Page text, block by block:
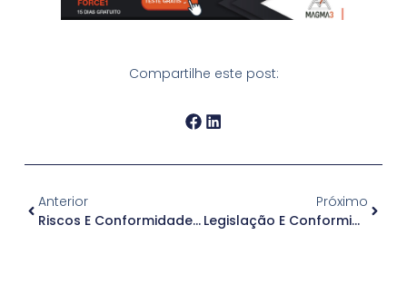
Compartilhe este post:
Anterior
Riscos E Conformidades De Licenciamento De Software: Informações Essenciais
Próximo
Legislação E Conformidade De Dados: A Segurança Que Sua Empresa Precisa